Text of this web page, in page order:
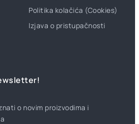
Politika kolačića (Cookies)
Izjava o pristupačnosti
o novim proizvodima i